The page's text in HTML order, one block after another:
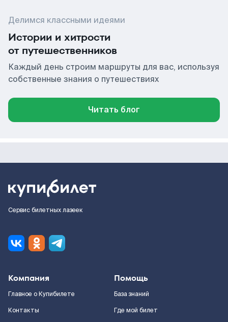
Делимся классными идеями
Истории и хитрости
от путешественников
Каждый день строим маршруты для вас, используя
собственные знания о путешествиях
Читать блог
Сервис билетных лазеек
Компания
Главное о Купибилете
Контакты
Помощь
База знаний
Где мой билет